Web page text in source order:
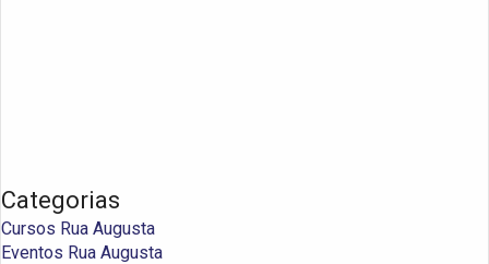
Categorias
Cursos Rua Augusta
Eventos Rua Augusta